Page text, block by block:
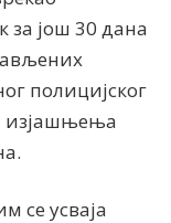
за још 30 дана
полицијског
изјашњења
се усваја